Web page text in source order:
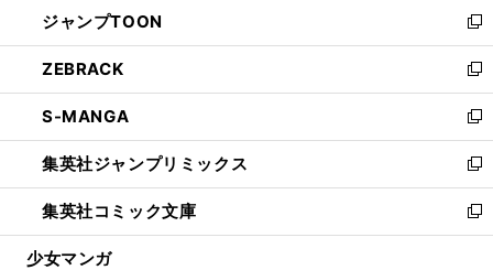
く
で
開
く
ド
ウ
で
開
く
ィ
ン
ド
ウ
で
開
く
い
ウ
ィ
ン
ド
ウ
で
開
く
ジャンプTOON
新
し
い
ウ
ィ
ン
ド
ウ
で
開
ZEBRACK
新
し
い
ウ
ィ
ン
ド
ウ
S-MANGA
新
し
い
ウ
ィ
ン
集英社ジャンプリミックス
新
し
い
ウ
集英社コミック文庫
新
し
少女マンガ